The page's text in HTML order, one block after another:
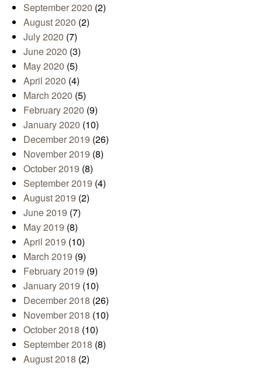
September 2020 (2)
August 2020 (2)
July 2020 (7)
June 2020 (3)
May 2020 (5)
April 2020 (4)
March 2020 (5)
February 2020 (9)
January 2020 (10)
December 2019 (26)
November 2019 (8)
October 2019 (8)
September 2019 (4)
August 2019 (2)
June 2019 (7)
May 2019 (8)
April 2019 (10)
March 2019 (9)
February 2019 (9)
January 2019 (10)
December 2018 (26)
November 2018 (10)
October 2018 (10)
September 2018 (8)
August 2018 (2)